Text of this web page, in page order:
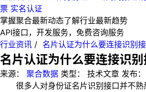
票 实名认证
掌握聚合最新动态了解行业最新趋势
API接口，开发服务，免费咨询服务
行业资讯 / 名片认证为什么要连接识别
名片认证为什么要连接识
来源： 聚合数据 类型： 技术文章 发布：
很多人对身份证名片识别接口并不熟